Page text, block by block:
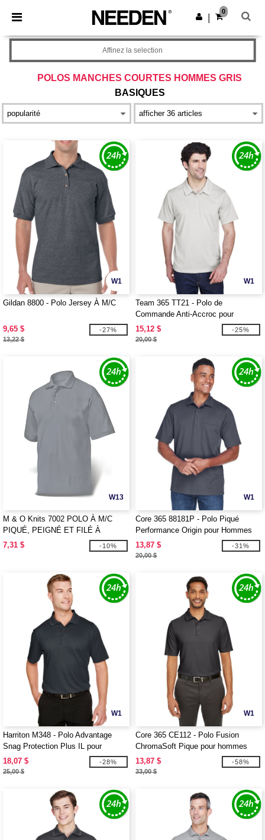
× Appli Needen
Meilleurs prix sur l’app !
Obtenir l'appli
0
POLOS MANCHES COURTES HOMMES GRIS
BASIQUES
Affinez la selection
W1
Gildan 8800 - Polo Jersey À M/C
9,65 $
13,22 $
-27%
W1
Team 365 TT21 - Polo de
Commande Anti-Accroc pour
Hommes
15,12 $
20,00 $
-25%
W13
M & O Knits 7002 POLO À M/C
PIQUÉ, PEIGNÉ ET FILÉ À
L'ANNEAU
7,31 $ -10%
W1
Core 365 88181P - Polo Piqué
Performance Origin pour Hommes
avec Poche
13,87 $
20,00 $
-31%
W1
Harriton M348 - Polo Advantage
Snag Protection Plus IL pour
hommes
18,07 $
25,00 $
-28%
W1
Core 365 CE112 - Polo Fusion
ChromaSoft Pique pour hommes
13,87 $
33,00 $
-58%